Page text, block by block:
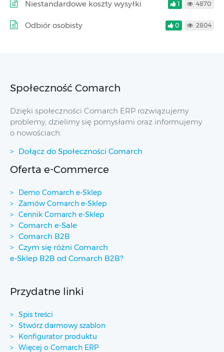
Niestandardowe koszty wysyłki 1 4870
Odbiór osobisty 0 2804
Społeczność Comarch
Dzięki społeczności Comarch ERP rozwiązujemy
problemy, dzielimy się pomysłami oraz informujemy
o nowościach.
Dołącz do Społeczności Comarch
Oferta e-Commerce
Demo Comarch e-Sklep
Zamów Comarch e-Sklep
Cennik Comarch e-Sklep
Comarch e-Sale
Comarch B2B
Czym się różni Comarch
e-Sklep B2B od Comarch B2B?
Przydatne linki
Spis treści
Stwórz darmowy szablon
Konfigurator produktu
Więcej o Comarch ERP